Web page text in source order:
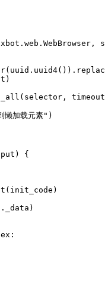
加载元素")
{